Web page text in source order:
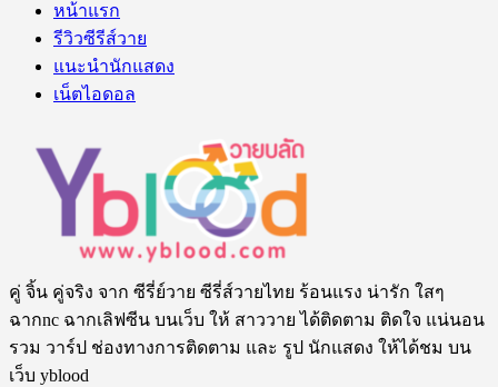
หน้าแรก
รีวิวซีรีส์วาย
แนะนำนักแสดง
เน็ตไอดอล
คู่ จิ้น คู่จริง จาก ซีรี่ย์วาย ซีรี่ส์วายไทย ร้อนแรง น่ารัก ใสๆ
ฉากnc ฉากเลิฟซีน บนเว็บ ให้ สาววาย ได้ติดตาม ติดใจ แน่นอน
รวม วาร์ป ช่องทางการติดตาม และ รูป นักแสดง ให้ได้ชม บน
เว็บ yblood